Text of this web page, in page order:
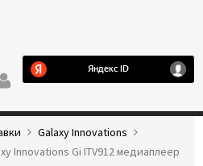
Galaxy Innovations
Innovations Gi ITV912 медиаплеер